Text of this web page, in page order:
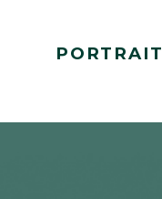
PORTRAIT